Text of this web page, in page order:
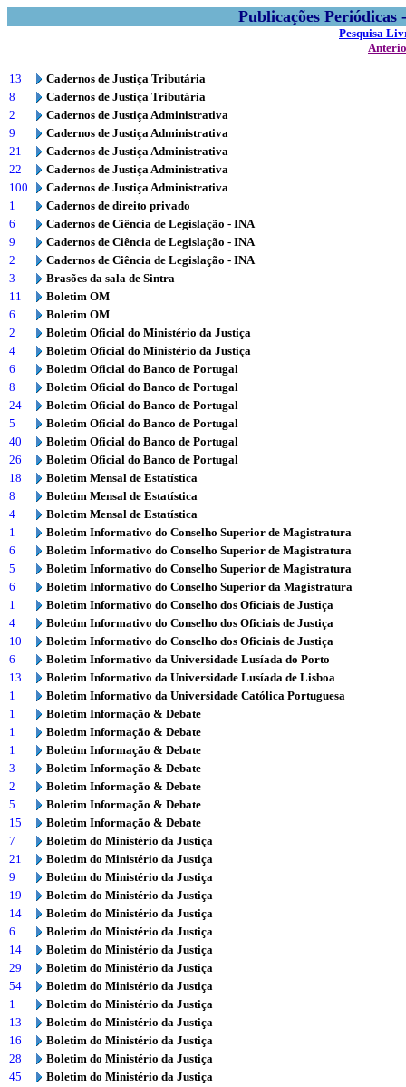
Publicações
Pesquisa
13
Cadernos de Justiça Tributária
8
Cadernos de Justiça Tributária
2
Cadernos de Justiça Administrativa
9
Cadernos de Justiça Administrativa
21
Cadernos de Justiça Administrativa
22
Cadernos de Justiça Administrativa
100
Cadernos de Justiça Administrativa
1
Cadernos de direito privado
6
Cadernos de Ciência de Legislação - INA
9
Cadernos de Ciência de Legislação - INA
2
Cadernos de Ciência de Legislação - INA
3
Brasões da sala de Sintra
11
Boletim OM
6
Boletim OM
2
Boletim Oficial do Ministério da Justiça
4
Boletim Oficial do Ministério da Justiça
6
Boletim Oficial do Banco de Portugal
8
Boletim Oficial do Banco de Portugal
24
Boletim Oficial do Banco de Portugal
5
Boletim Oficial do Banco de Portugal
40
Boletim Oficial do Banco de Portugal
26
Boletim Oficial do Banco de Portugal
18
Boletim Mensal de Estatística
8
Boletim Mensal de Estatística
4
Boletim Mensal de Estatística
1
Boletim Informativo do Conselho Superior de Magistratura
6
Boletim Informativo do Conselho Superior de Magistratura
5
Boletim Informativo do Conselho Superior de Magistratura
6
Boletim Informativo do Conselho Superior da Magistratura
1
Boletim Informativo do Conselho dos Oficiais de Justiça
4
Boletim Informativo do Conselho dos Oficiais de Justiça
10
Boletim Informativo do Conselho dos Oficiais de Justiça
6
Boletim Informativo da Universidade Lusíada do Porto
13
Boletim Informativo da Universidade Lusíada de Lisboa
1
Boletim Informativo da Universidade Católica Portuguesa
1
Boletim Informação & Debate
1
Boletim Informação & Debate
1
Boletim Informação & Debate
3
Boletim Informação & Debate
2
Boletim Informação & Debate
5
Boletim Informação & Debate
15
Boletim Informação & Debate
7
Boletim do Ministério da Justiça
21
Boletim do Ministério da Justiça
9
Boletim do Ministério da Justiça
19
Boletim do Ministério da Justiça
14
Boletim do Ministério da Justiça
6
Boletim do Ministério da Justiça
14
Boletim do Ministério da Justiça
29
Boletim do Ministério da Justiça
54
Boletim do Ministério da Justiça
1
Boletim do Ministério da Justiça
13
Boletim do Ministério da Justiça
16
Boletim do Ministério da Justiça
28
Boletim do Ministério da Justiça
45
Boletim do Ministério da Justiça